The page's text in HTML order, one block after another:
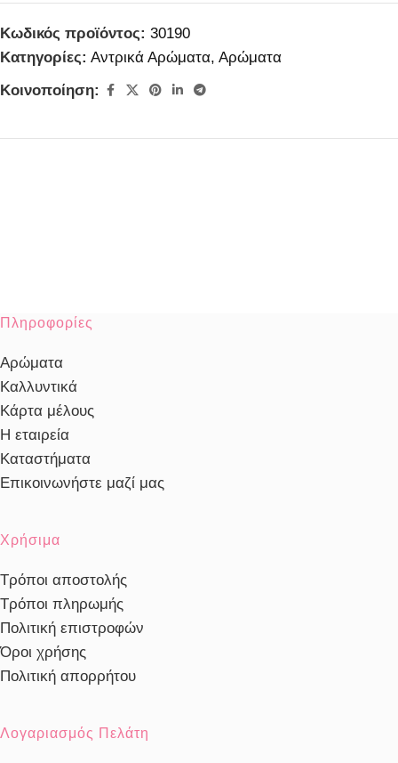
Κωδικός προϊόντος: 30190
Κατηγορίες: Αντρικά Αρώματα, Αρώματα
Κοινοποίηση:
Πληροφορίες
Αρώματα
Καλλυντικά
Κάρτα μέλους
Η εταιρεία
Καταστήματα
Επικοινωνήστε μαζί μας
Χρήσιμα
Τρόποι αποστολής
Τρόποι πληρωμής
Πολιτική επιστροφών
Όροι χρήσης
Πολιτική απορρήτου
Λογαριασμός Πελάτη